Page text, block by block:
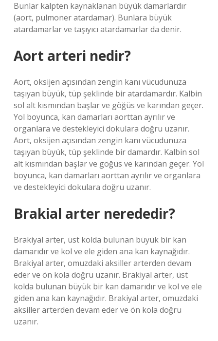
Bunlar kalpten kaynaklanan büyük damarlardır
(aort, pulmoner atardamar). Bunlara büyük
atardamarlar ve taşıyıcı atardamarlar da denir.
Aort arteri nedir?
Aort, oksijen açısından zengin kanı vücudunuza
taşıyan büyük, tüp şeklinde bir atardamardır. Kalbin
sol alt kısmından başlar ve göğüs ve karından geçer.
Yol boyunca, kan damarları aorttan ayrılır ve
organlara ve destekleyici dokulara doğru uzanır.
Aort, oksijen açısından zengin kanı vücudunuza
taşıyan büyük, tüp şeklinde bir damardır. Kalbin sol
alt kısmından başlar ve göğüs ve karından geçer. Yol
boyunca, kan damarları aorttan ayrılır ve organlara
ve destekleyici dokulara doğru uzanır.
Brakial arter nerededir?
Brakiyal arter, üst kolda bulunan büyük bir kan
damarıdır ve kol ve ele giden ana kan kaynağıdır.
Brakiyal arter, omuzdaki aksiller arterden devam
eder ve ön kola doğru uzanır. Brakiyal arter, üst
kolda bulunan büyük bir kan damarıdır ve kol ve ele
giden ana kan kaynağıdır. Brakiyal arter, omuzdaki
aksiller arterden devam eder ve ön kola doğru
uzanır.